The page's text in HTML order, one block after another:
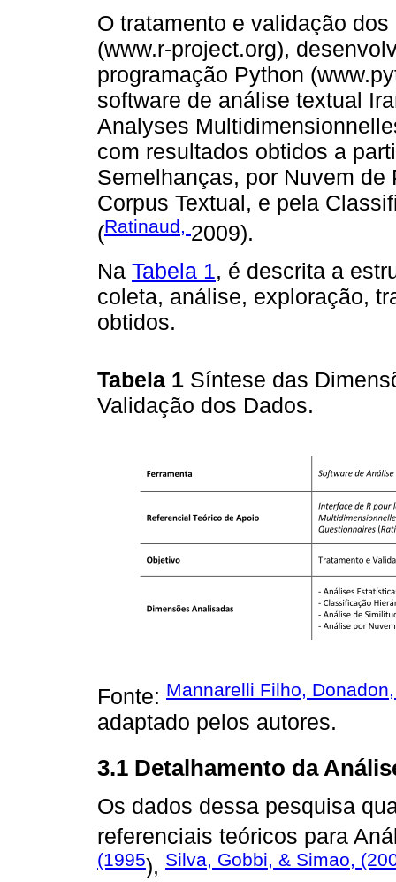
O tratamento e validação
(www.r-project.org),
programação Python
software de análise textual
Analyses
com resultados obtidos a
Semelhanças, por Nuvem
Corpus Textual, e pela
(Ratinaud, 2009).
Na Tabela 1, é descrita a
coleta, análise, exploração,
obtidos.
Tabela 1 Síntese das
Validação dos Dados.
Fonte: Mannarelli Filho,
adaptado pelos autores.
3.1 Detalhamento da
Os dados dessa pesquisa
referenciais teóricos para
(1995), Silva, Gobbi, & Simao,